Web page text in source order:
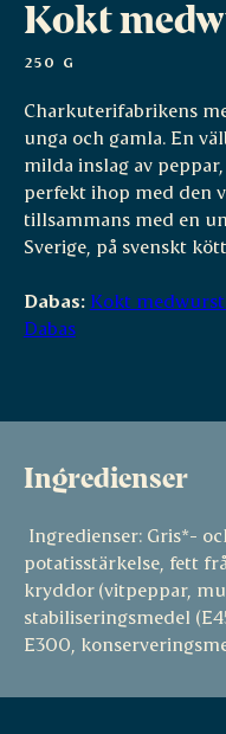
Kokt
250 G
Charkuterifabrikens
unga och gamla. En
milda inslag av
perfekt ihop med den
tillsammans med en
Sverige, på svenskt
Dabas: Kokt
Dabas
Ingredienser
Ingredienser: Gris*-
potatisstärkelse, fett
kryddor (vitpeppar,
stabiliseringsmedel
E300,